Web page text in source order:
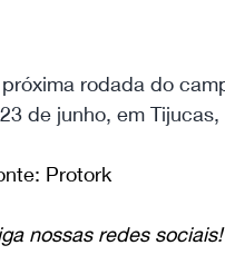
rodada do
de junho, em
Protork
nossas redes sociais!